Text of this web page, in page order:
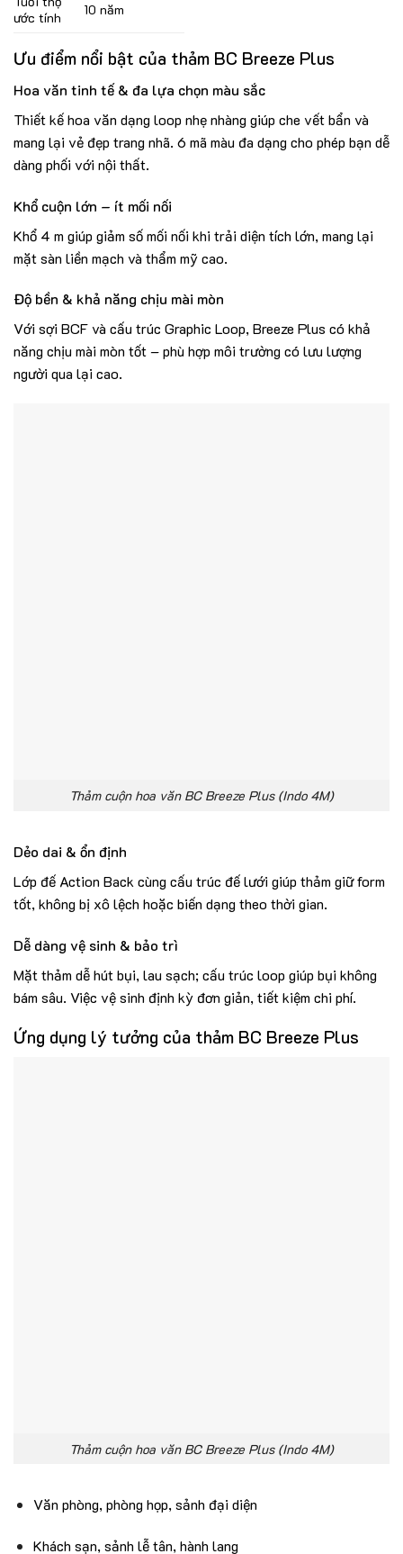
ước tính
10 năm
Ưu điểm nổi bật của thảm BC Breeze Plus
Hoa văn tinh tế & đa lựa chọn màu sắc
Thiết kế hoa văn dạng loop nhẹ nhàng giúp che vết bẩn và
mang lại vẻ đẹp trang nhã. 6 mã màu đa dạng cho phép bạn dễ
dàng phối với nội thất.
Khổ cuộn lớn – ít mối nối
Khổ 4 m giúp giảm số mối nối khi trải diện tích lớn, mang lại
mặt sàn liền mạch và thẩm mỹ cao.
Độ bền & khả năng chịu mài mòn
Với sợi BCF và cấu trúc Graphic Loop, Breeze Plus có khả
năng chịu mài mòn tốt – phù hợp môi trường có lưu lượng
người qua lại cao.
Thảm cuộn hoa văn BC Breeze Plus (Indo 4M)
Dẻo dai & ổn định
Lớp đế Action Back cùng cấu trúc đế lưới giúp thảm giữ form
tốt, không bị xô lệch hoặc biến dạng theo thời gian.
Dễ dàng vệ sinh & bảo trì
Mặt thảm dễ hút bụi, lau sạch; cấu trúc loop giúp bụi không
bám sâu. Việc vệ sinh định kỳ đơn giản, tiết kiệm chi phí.
Ứng dụng lý tưởng của thảm BC Breeze Plus
Thảm cuộn hoa văn BC Breeze Plus (Indo 4M)
Văn phòng, phòng họp, sảnh đại diện
Khách sạn, sảnh lễ tân, hành lang